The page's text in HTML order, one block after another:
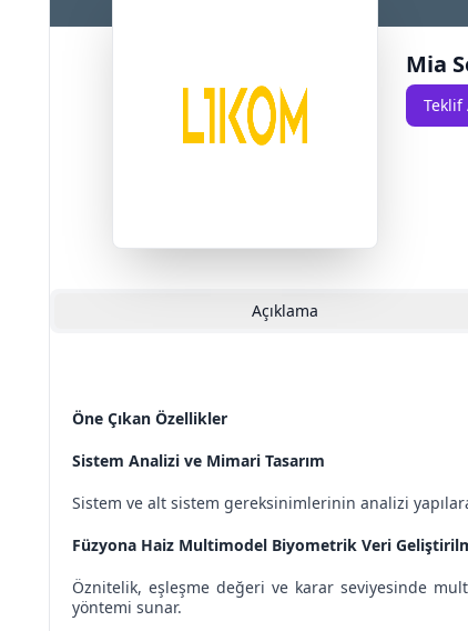
Mia
Teklif
Açıklama
Öne Çıkan Özellikler
Sistem Analizi ve Mimari Tasarım
Sistem ve alt sistem gereksinimlerinin analizi
Füzyona Haiz Multimodel Biyometrik Veri
Öznitelik, eşleşme değeri ve karar seviyesinde
yöntemi sunar.